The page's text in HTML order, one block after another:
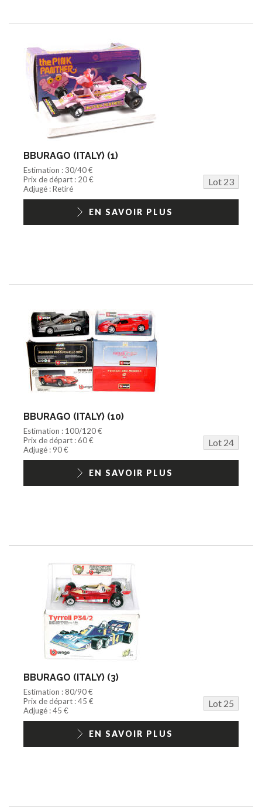
BBURAGO (ITALY) (1)
Estimation : 30/40 €
Prix de départ : 20 €
Lot 23
Adjugé : Retiré
EN SAVOIR PLUS
BBURAGO (ITALY) (10)
Estimation : 100/120 €
Prix de départ : 60 €
Lot 24
Adjugé : 90 €
EN SAVOIR PLUS
BBURAGO (ITALY) (3)
Estimation : 80/90 €
Prix de départ : 45 €
Lot 25
Adjugé : 45 €
EN SAVOIR PLUS